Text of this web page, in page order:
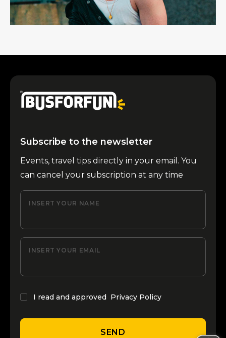
Subscribe to the newsletter
Events, travel tips directly in your email. You
can cancel your subscription at any time
INSERT YOUR NAME
INSERT YOUR EMAIL
I read and approved Privacy Policy
SEND